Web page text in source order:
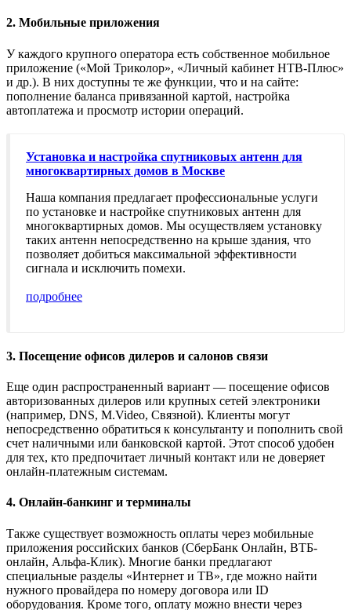
2. Мобильные приложения
У каждого крупного оператора есть собственное мобильное
приложение («Мой Триколор», «Личный кабинет НТВ-Плюс»
и др.). В них доступны те же функции, что и на сайте:
пополнение баланса привязанной картой, настройка
автоплатежа и просмотр истории операций.
Установка и настройка спутниковых антенн для
многоквартирных домов в Москве
Наша компания предлагает профессиональные услуги
по установке и настройке спутниковых антенн для
многоквартирных домов. Мы осуществляем установку
таких антенн непосредственно на крыше здания, что
позволяет добиться максимальной эффективности
сигнала и исключить помехи.
подробнее
3. Посещение офисов дилеров и салонов связи
Еще один распространенный вариант — посещение офисов
авторизованных дилеров или крупных сетей электроники
(например, DNS, M.Video, Связной). Клиенты могут
непосредственно обратиться к консультанту и пополнить свой
счет наличными или банковской картой. Этот способ удобен
для тех, кто предпочитает личный контакт или не доверяет
онлайн-платежным системам.
4. Онлайн-банкинг и терминалы
Также существует возможность оплаты через мобильные
приложения российских банков (СберБанк Онлайн, ВТБ-
онлайн, Альфа-Клик). Многие банки предлагают
специальные разделы «Интернет и ТВ», где можно найти
нужного провайдера по номеру договора или ID
оборудования. Кроме того, оплату можно внести через